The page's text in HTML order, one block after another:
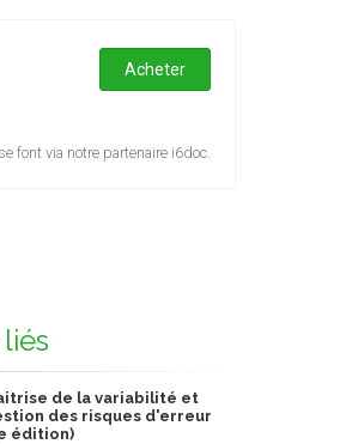
Acheter
font via notre partenaire i6doc.
liés
de la variabilité et
des risques d'erreur
édition)